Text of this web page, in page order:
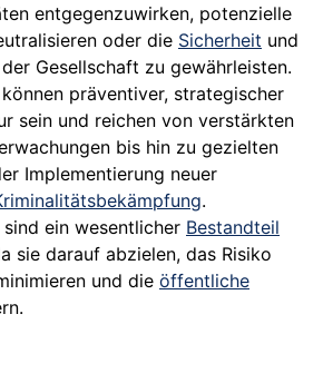
entgegenzuwirken, potenzielle
oder die Sicherheit und
Gesellschaft zu gewährleisten.
präventiver, strategischer
sein und reichen von verstärkten
bis hin zu gezielten
Implementierung neuer
.
sind ein wesentlicher Bestandteil
sie darauf abzielen, das Risiko
und die öffentliche